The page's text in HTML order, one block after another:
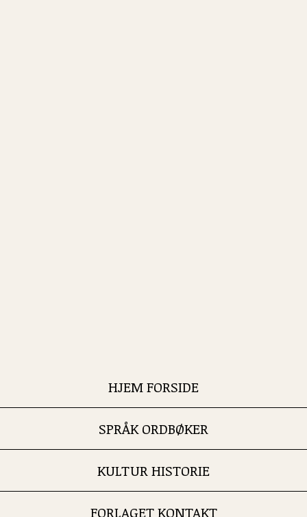
HJEM FORSIDE
SPRÅK ORDBØKER
KULTUR HISTORIE
FORLAGET KONTAKT